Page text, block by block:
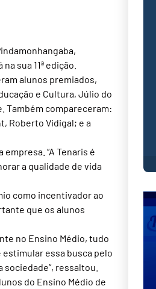
sua 11ª edição.
alunos premiados,
e Cultura, Júlio do
Também compareceram:
Roberto Vidigal; e a
“A Tenaris é
a qualidade de vida
como incentivador ao
que os alunos
no Ensino Médio, tudo
essa busca pelo
ressaltou.
do Ensino Médio de